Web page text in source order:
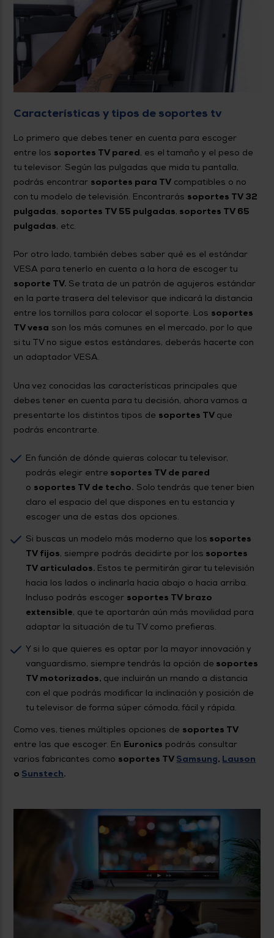
Características y tipos de soportes tv
Lo primero que debes tener en cuenta para escoger
entre los soportes TV pared, es el tamaño y el peso de
tu televisor. Según las pulgadas que mida tu pantalla,
podrás encontrar soportes para TV compatibles o no
con tu modelo de televisión. Encontrarás soportes TV 32
pulgadas, soportes TV 55 pulgadas, soportes TV 65
pulgadas, etc.
Por otro lado, también debes saber qué es el estándar
VESA para tenerlo en cuenta a la hora de escoger tu
soporte TV. Se trata de un patrón de agujeros estándar
en la parte trasera del televisor que indicará la distancia
entre los tornillos para colocar el soporte. Los soportes
TV vesa son los más comunes en el mercado, por lo que
si tu TV no sigue estos estándares, deberás hacerte con
un adaptador VESA.
Una vez conocidas las características principales que
debes tener en cuenta para tu decisión, ahora vamos a
presentarte los distintos tipos de soportes TV que
podrás encontrarte.
En función de dónde quieras colocar tu televisor,
podrás elegir entre soportes TV de pared
o soportes TV de techo. Solo tendrás que tener bien
claro el espacio del que dispones en tu estancia y
escoger una de estas dos opciones.
Si buscas un modelo más moderno que los soportes
TV fijos, siempre podrás decidirte por los soportes
TV articulados. Estos te permitirán girar tu televisión
hacia los lados o inclinarla hacia abajo o hacia arriba.
Incluso podrás escoger soportes TV brazo
extensible, que te aportarán aún más movilidad para
adaptar la situación de tu TV como prefieras.
Y si lo que quieres es optar por la mayor innovación y
vanguardismo, siempre tendrás la opción de soportes
TV motorizados, que incluirán un mando a distancia
con el que podrás modificar la inclinación y posición de
tu televisor de forma súper cómoda, fácil y rápida.
Como ves, tienes múltiples opciones de soportes TV
entre las que escoger. En Euronics podrás consultar
varios fabricantes como soportes TV Samsung, Lauson
o Sunstech.